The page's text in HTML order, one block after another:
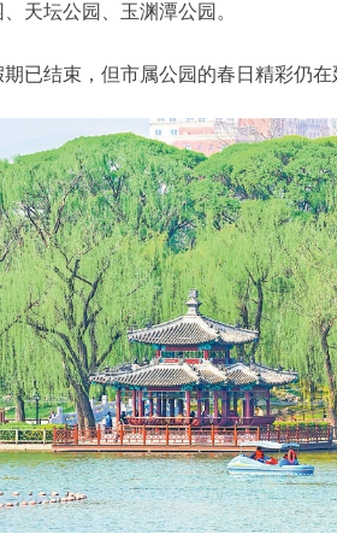
天坛公园、玉渊潭公园。
结束，但市属公园的春日精彩仍在